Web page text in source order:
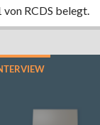
RCDS belegt.